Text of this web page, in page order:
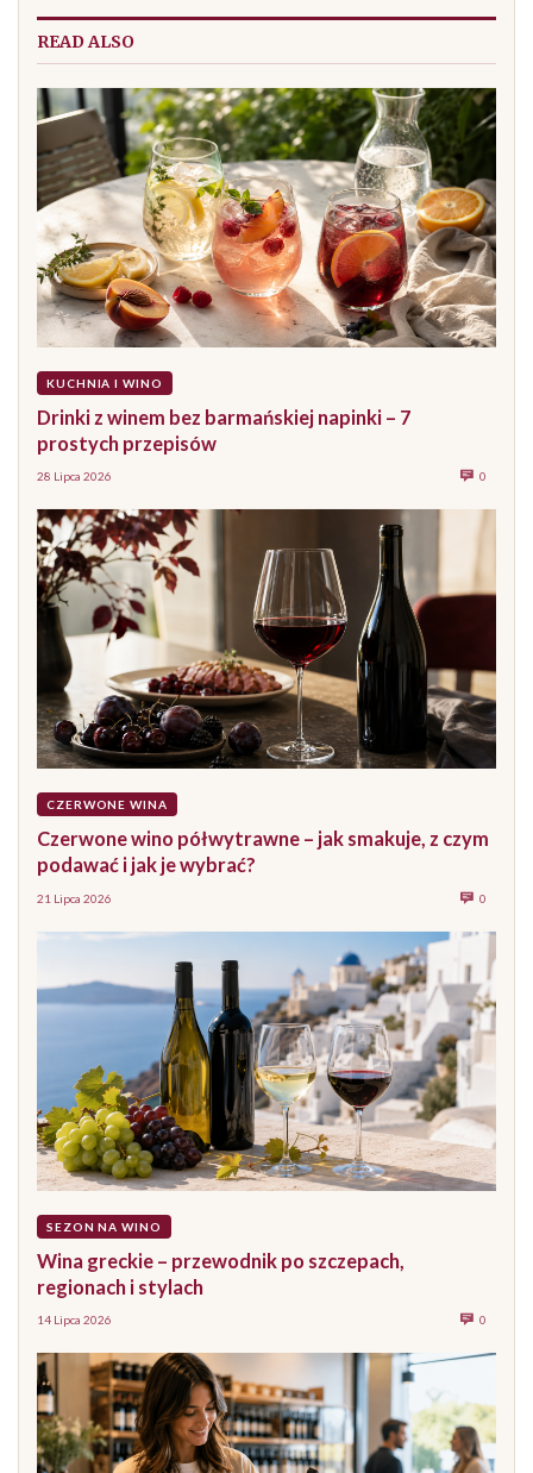
READ ALSO
KUCHNIA I WINO
Drinki z winem bez barmańskiej napinki – 7
prostych przepisów
28 Lipca 2026 0
CZERWONE WINA
Czerwone wino półwytrawne – jak smakuje, z czym
podawać i jak je wybrać?
21 Lipca 2026 0
SEZON NA WINO
Wina greckie – przewodnik po szczepach,
regionach i stylach
14 Lipca 2026 0